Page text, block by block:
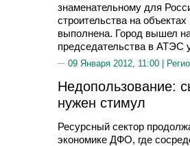
знаменательному для
строительства на
выполнена. Город вышел
председательства в АТЭС
09 Января 2012, 11:00 |
Недопользование:
нужен стимул
Ресурсный сектор
экономике ДФО, где